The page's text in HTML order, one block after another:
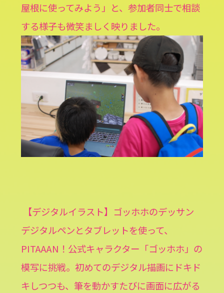
屋根に使ってみよう」と、参加者同士で相談
する様子も微笑ましく映りました。
【デジタルイラスト】ゴッホホのデッサン
デジタルペンとタブレットを使って、
PITAAAN！公式キャラクター「ゴッホホ」の
模写に挑戦。初めてのデジタル描画にドキド
キしつつも、筆を動かすたびに画面に広がる